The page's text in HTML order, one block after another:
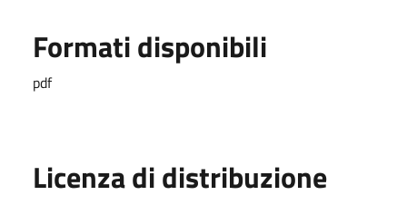
Formati disponibili
pdf
Licenza di distribuzione